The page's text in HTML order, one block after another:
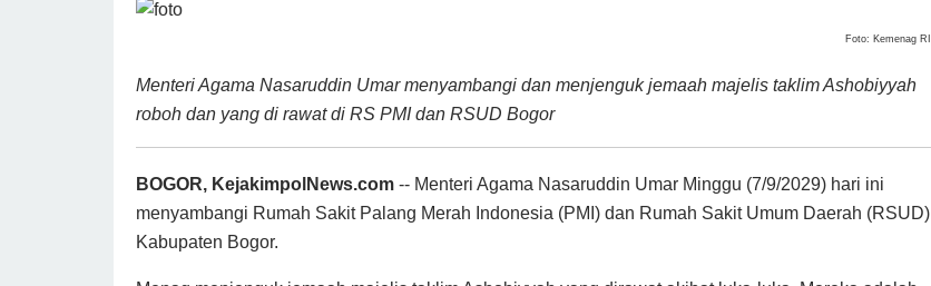
Foto: Kemenag RI.
Menteri Agama Nasaruddin Umar menyambangi dan menjenguk jemaah majelis taklim Ashobiyyah
roboh dan yang di rawat di RS PMI dan RSUD Bogor
BOGOR, KejakimpolNews.com -- Menteri Agama Nasaruddin Umar Minggu (7/9/2029) hari ini
menyambangi Rumah Sakit Palang Merah Indonesia (PMI) dan Rumah Sakit Umum Daerah (RSUD)
Kabupaten Bogor.